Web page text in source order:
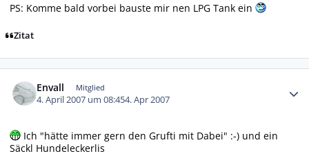
PS: Komme bald vorbei bauste mir nen LPG Tank ein
Zitat
Envall Mitglied
4. April 2007 um 08:454. Apr 2007
Ich "hätte immer gern den Grufti mit Dabei" :-) und ein
Säckl Hundeleckerlis